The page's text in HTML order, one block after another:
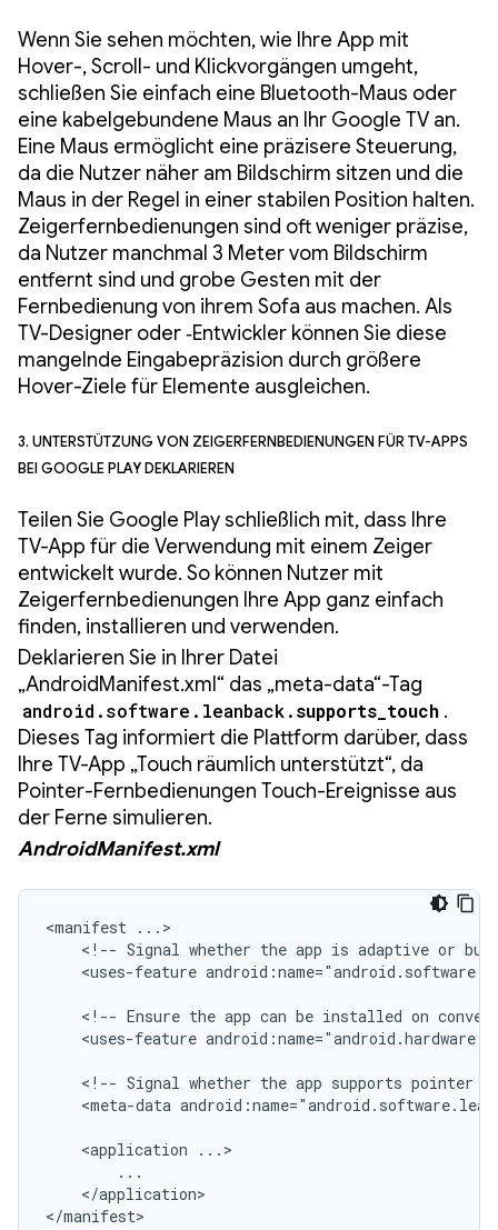
Wenn Sie sehen möchten, wie Ihre App mit
Hover-, Scroll- und Klickvorgängen umgeht,
schließen Sie einfach eine Bluetooth-Maus oder
eine kabelgebundene Maus an Ihr Google TV an.
Eine Maus ermöglicht eine präzisere Steuerung,
da die Nutzer näher am Bildschirm sitzen und die
Maus in der Regel in einer stabilen Position halten.
Zeigerfernbedienungen sind oft weniger präzise,
da Nutzer manchmal 3 Meter vom Bildschirm
entfernt sind und grobe Gesten mit der
Fernbedienung von ihrem Sofa aus machen. Als
TV-Designer oder ‑Entwickler können Sie diese
mangelnde Eingabepräzision durch größere
Hover-Ziele für Elemente ausgleichen.
3. Unterstützung von Zeigerfernbedienungen für TV-Apps
bei Google Play deklarieren
Teilen Sie Google Play schließlich mit, dass Ihre
TV-App für die Verwendung mit einem Zeiger
entwickelt wurde. So können Nutzer mit
Zeigerfernbedienungen Ihre App ganz einfach
finden, installieren und verwenden.
Deklarieren Sie in Ihrer Datei
„AndroidManifest.xml“ das „meta-data“-Tag
android.software.leanback.supports_touch .
Dieses Tag informiert die Plattform darüber, dass
Ihre TV-App „Touch räumlich unterstützt“, da
Pointer-Fernbedienungen Touch-Ereignisse aus
der Ferne simulieren.
AndroidManifest.xml
<manifest
<!-- Signal whether the app is adaptive or
<uses-feature
<!-- Ensure the app can be installed on
<uses-feature
<!-- Signal whether the app supports pointer
<meta-data
<application
</application>
</manifest>